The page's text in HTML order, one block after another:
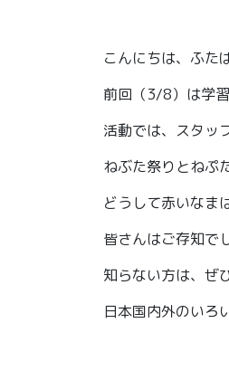
こんにちは、ふた
前回（3/8）は学
活動では、スタッ
ねぶた祭りとねぷ
どうして赤いなま
皆さんはご存知で
知らない方は、ぜ
日本国内外のいろ